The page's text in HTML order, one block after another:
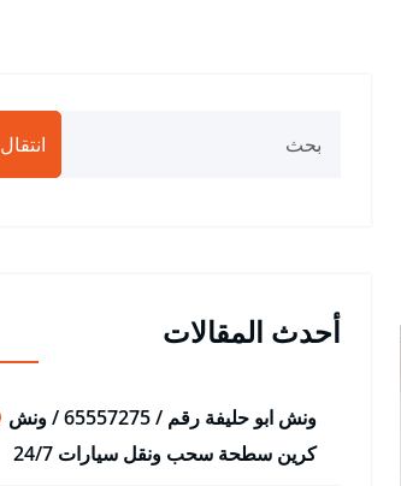
انتقال
أحدث المقالات
ونش ابو حليفة رقم / 65557275 / ونش
كرين سطحة سحب ونقل سيارات 24/7